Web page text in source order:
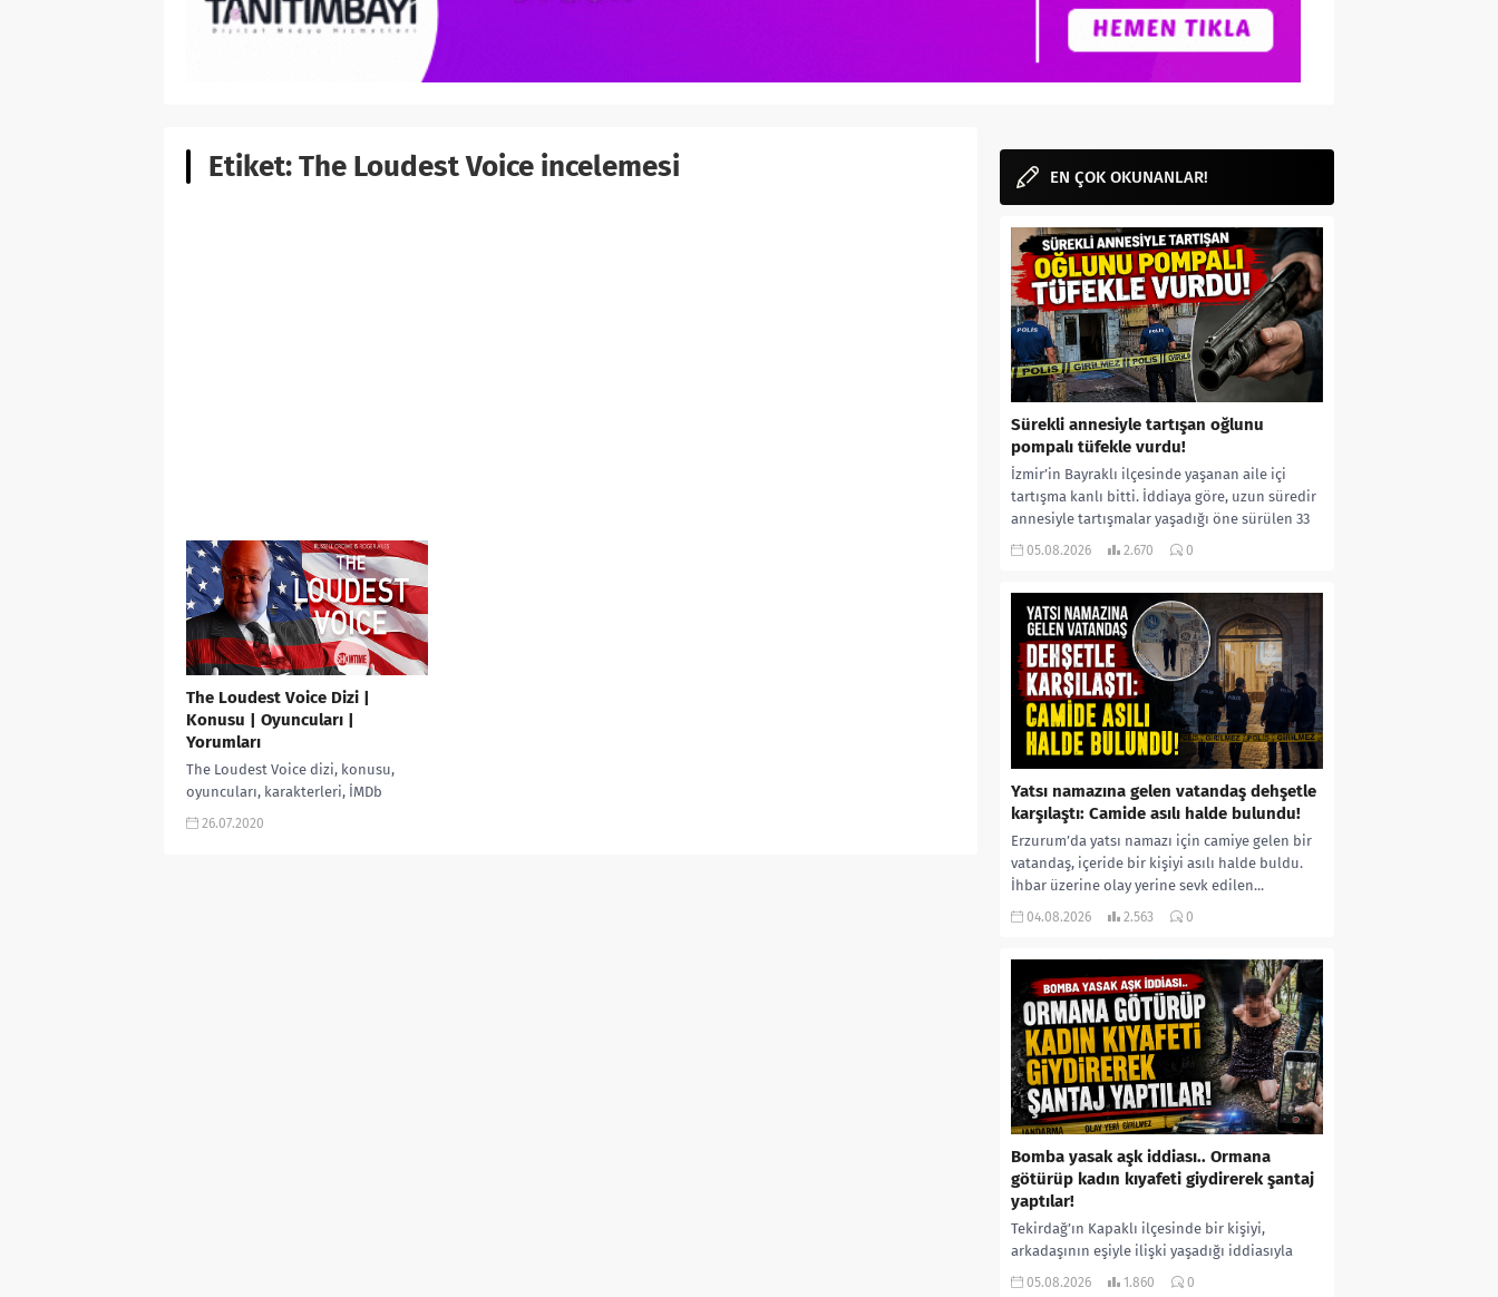
Etiket:The Loudest Voice incelemesi
The Loudest Voice Dizi |
Konusu | Oyuncuları |
Yorumları
The Loudest Voice dizi, konusu,
oyuncuları, karakterleri, İMDb
puanı, 2.sezon var mı, kaç bölüm,
26.07.2020
EN ÇOK OKUNANLAR!
Sürekli annesiyle tartışan oğlunu
pompalı tüfekle vurdu!
İzmir’in Bayraklı ilçesinde yaşanan aile içi
tartışma kanlı bitti. İddiaya göre, uzun süredir
annesiyle tartışmalar yaşadığı öne sürülen 33
yaşındaki...
05.08.2026 2.670 0
Yatsı namazına gelen vatandaş dehşetle
karşılaştı: Camide asılı halde bulundu!
Erzurum’da yatsı namazı için camiye gelen bir
vatandaş, içeride bir kişiyi asılı halde buldu.
İhbar üzerine olay yerine sevk edilen...
04.08.2026 2.563 0
Bomba yasak aşk iddiası.. Ormana
götürüp kadın kıyafeti giydirerek şantaj
yaptılar!
Tekirdağ’ın Kapaklı ilçesinde bir kişiyi,
arkadaşının eşiyle ilişki yaşadığı iddiasıyla
ormanlık alana götürerek zorla kadın
05.08.2026 1.860 0